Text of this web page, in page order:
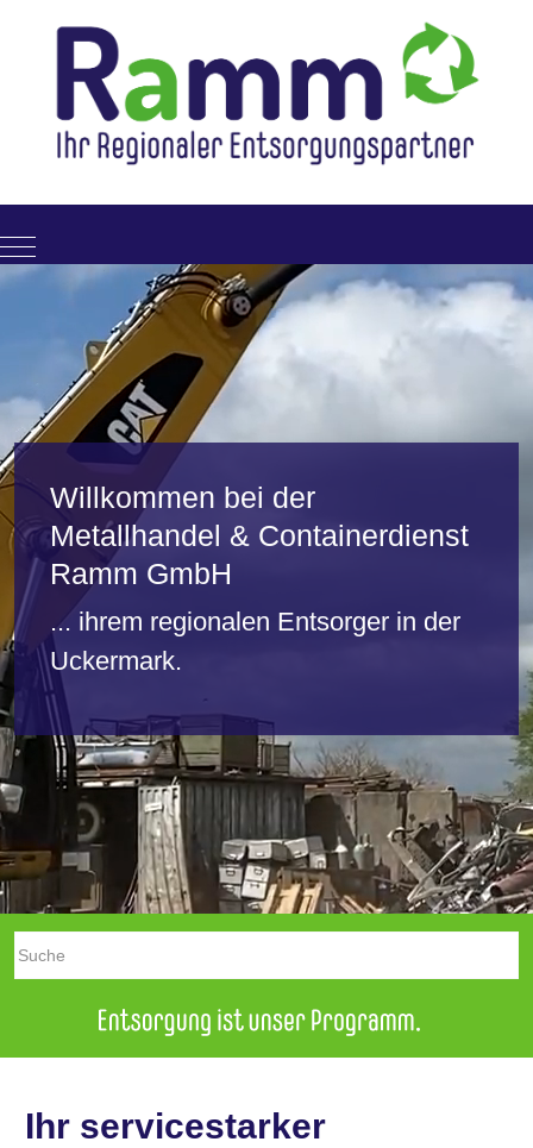
Mobile Menu Toggle
Willkommen bei der
Metallhandel & Containerdienst
Ramm GmbH
... ihrem regionalen Entsorger in der
Uckermark.
Ihr servicestarker